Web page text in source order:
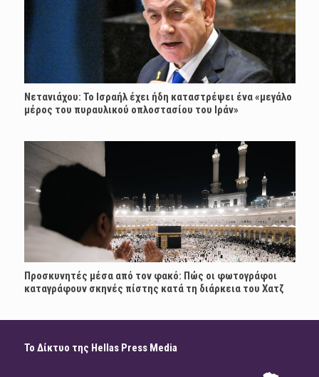
Νετανιάχου: Το Ισραήλ έχει ήδη καταστρέψει ένα «μεγάλο
μέρος του πυραυλικού οπλοστασίου του Ιράν»
Προσκυνητές μέσα από τον φακό: Πώς οι φωτογράφοι
καταγράφουν σκηνές πίστης κατά τη διάρκεια του Χατζ
Το Δίκτυο της Hellas Press Media